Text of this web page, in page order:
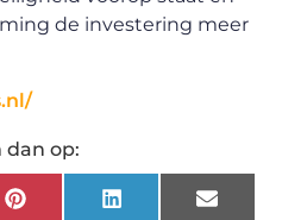
de investering meer
dan op:
PinterestLinkedIn Email